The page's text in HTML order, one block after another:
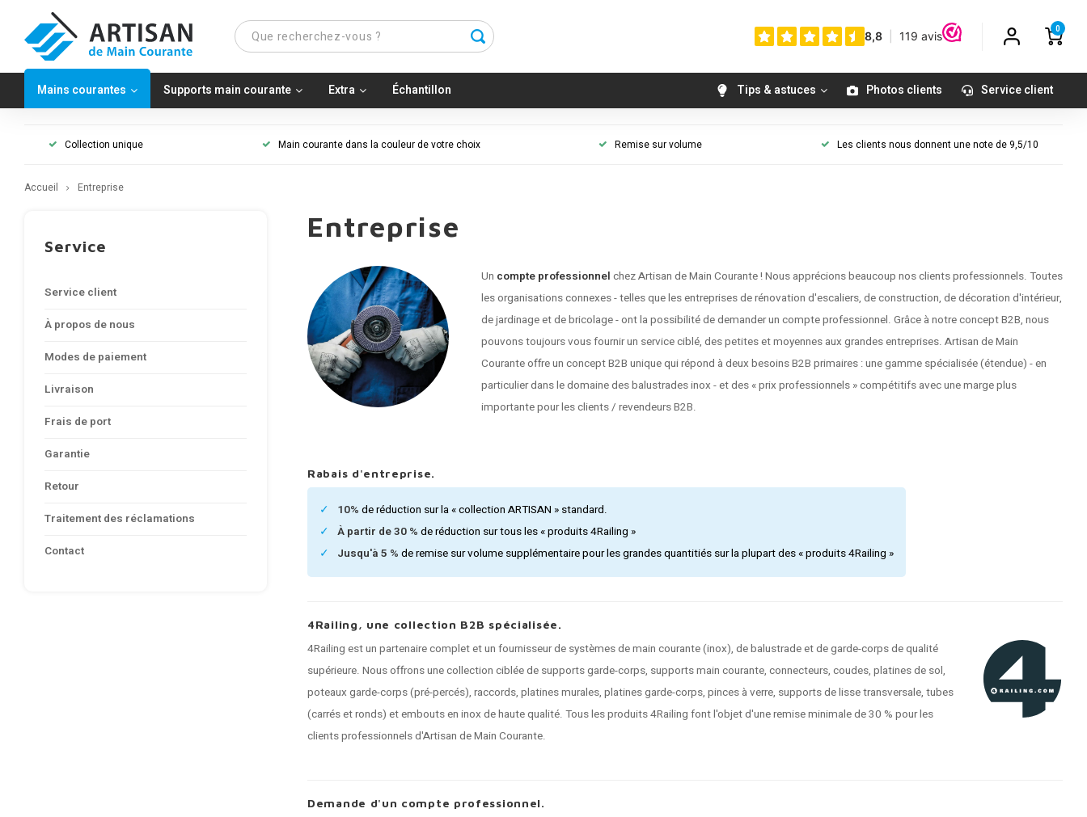
0
Mains courantes Supports main courante Extra Échantillon Tips & astuces Photos clients Service client
Collection unique Main courante dans la couleur de votre choix Remise sur volume Les clients nous donnent une note de 9,5/10
Accueil Entreprise
Service
Service client
À propos de nous
Modes de paiement
Livraison
Frais de port
Garantie
Retour
Traitement des réclamations
Contact
Entreprise
Un compte professionnel chez Artisan de Main Courante ! Nous apprécions beaucoup nos clients professionnels. Toutes
les organisations connexes - telles que les entreprises de rénovation d'escaliers, de construction, de décoration d'intérieur,
de jardinage et de bricolage - ont la possibilité de demander un compte professionnel. Grâce à notre concept B2B, nous
pouvons toujours vous fournir un service ciblé, des petites et moyennes aux grandes entreprises. Artisan de Main
Courante offre un concept B2B unique qui répond à deux besoins B2B primaires : une gamme spécialisée (étendue) - en
particulier dans le domaine des balustrades inox - et des « prix professionnels » compétitifs avec une marge plus
importante pour les clients / revendeurs B2B.
Rabais d'entreprise.
10% de réduction sur la « collection ARTISAN » standard.
À partir de 30 % de réduction sur tous les « produits 4Railing »
Jusqu'à 5 % de remise sur volume supplémentaire pour les grandes quantitiés sur la plupart des « produits 4Railing »
4Railing, une collection B2B spécialisée.
4Railing est un partenaire complet et un fournisseur de systèmes de main courante (inox), de balustrade et de garde-corps de qualité
supérieure. Nous offrons une collection ciblée de supports garde-corps, supports main courante, connecteurs, coudes, platines de sol,
poteaux garde-corps (pré-percés), raccords, platines murales, platines garde-corps, pinces à verre, supports de lisse transversale, tubes
(carrés et ronds) et embouts en inox de haute qualité. Tous les produits 4Railing font l'objet d'une remise minimale de 30 % pour les
clients professionnels d'Artisan de Main Courante.
Demande d'un compte professionnel.